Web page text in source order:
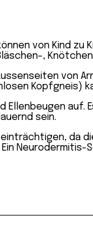
von Kind zu
,
von
Kopfgneis)
Ellenbeugen
sein.
da
Ein Neurodermitis-